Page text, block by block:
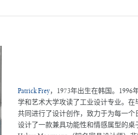
Patrick Frey，1973年出生在韩国。1996
学和艺术大学攻读了工业设计专业。在
共同进行了设计创作，致力于为每一
设计了一款兼具功能性和情感属型的